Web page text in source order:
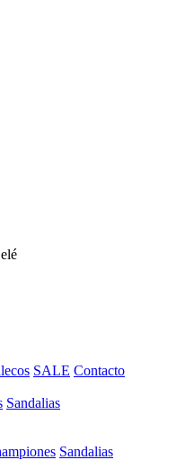
SALE Contacto
Sandalias
Sandalias